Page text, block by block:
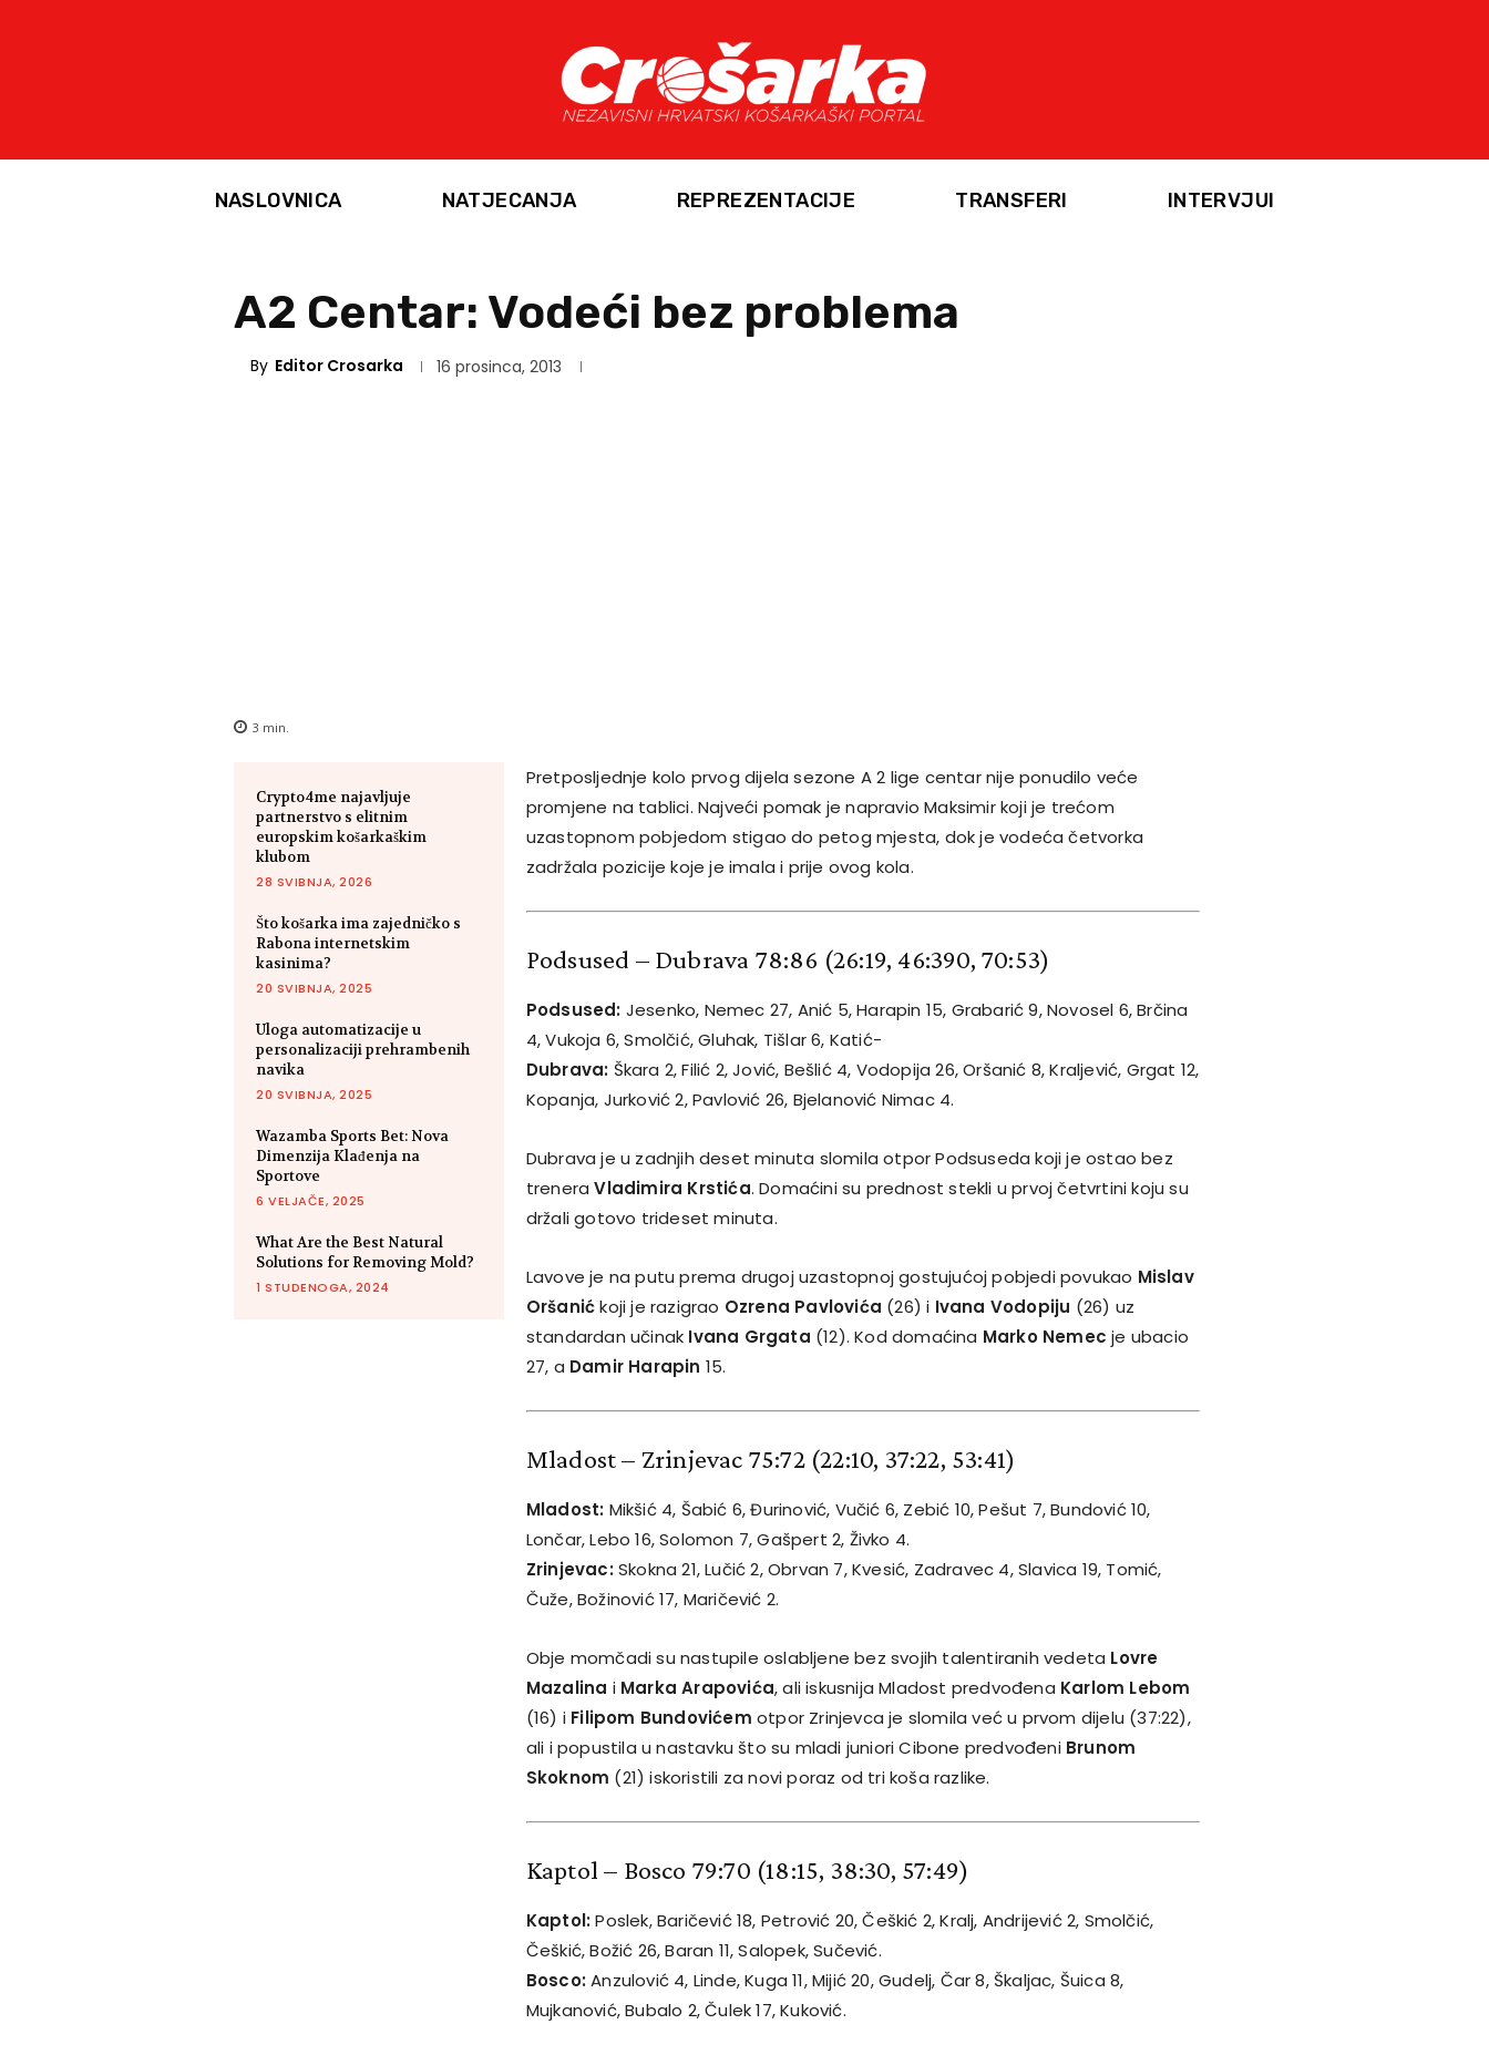
NASLOVNICA NATJECANJA REPREZENTACIJE TRANSFERI INTERVJUI
A2 Centar: Vodeći bez problema
By Editor Crosarka 16 prosinca, 2013
3 min.
Crypto4me najavljuje
partnerstvo s elitnim
europskim košarkaškim
klubom
28 SVIBNJA, 2026
Što košarka ima zajedničko s
Rabona internetskim
kasinima?
20 SVIBNJA, 2025
Uloga automatizacije u
personalizaciji prehrambenih
navika
20 SVIBNJA, 2025
Wazamba Sports Bet: Nova
Dimenzija Klađenja na
Sportove
6 VELJAČE, 2025
What Are the Best Natural
Solutions for Removing Mold?
1 STUDENOGA, 2024
Pretposljednje kolo prvog dijela sezone A 2 lige centar nije ponudilo veće
promjene na tablici. Najveći pomak je napravio Maksimir koji je trećom
uzastopnom pobjedom stigao do petog mjesta, dok je vodeća četvorka
zadržala pozicije koje je imala i prije ovog kola.
Podsused – Dubrava 78:86 (26:19, 46:390, 70:53)
Podsused: Jesenko, Nemec 27, Anić 5, Harapin 15, Grabarić 9, Novosel 6, Brčina
4, Vukoja 6, Smolčić, Gluhak, Tišlar 6, Katić-
Dubrava: Škara 2, Filić 2, Jović, Bešlić 4, Vodopija 26, Oršanić 8, Kraljević, Grgat 12,
Kopanja, Jurković 2, Pavlović 26, Bjelanović Nimac 4.
Dubrava je u zadnjih deset minuta slomila otpor Podsuseda koji je ostao bez
treneraVladimira Krstića. Domaćini su prednost stekli u prvoj četvrtini koju su
držali gotovo trideset minuta.
Lavove je na putu prema drugoj uzastopnoj gostujućoj pobjedi povukao Mislav
Oršanićkoji je razigrao Ozrena Pavlovića (26) i Ivana Vodopiju (26) uz
standardan učinak Ivana Grgata (12). Kod domaćina Marko Nemec je ubacio
27, a Damir Harapin 15.
Mladost – Zrinjevac 75:72 (22:10, 37:22, 53:41)
Mladost: Mikšić 4, Šabić 6, Đurinović, Vučić 6, Zebić 10, Pešut 7, Bundović 10,
Lončar, Lebo 16, Solomon 7, Gašpert 2, Živko 4.
Zrinjevac:Skokna 21, Lučić 2, Obrvan 7, Kvesić, Zadravec 4, Slavica 19, Tomić,
Čuže, Božinović 17, Maričević 2.
Obje momčadi su nastupile oslabljene bez svojih talentiranih vedeta Lovre
Mazalina i Marka Arapovića, ali iskusnija Mladost predvođena Karlom Lebom
(16) i Filipom Bundovićem otpor Zrinjevca je slomila već u prvom dijelu (37:22),
ali i popustila u nastavku što su mladi juniori Cibone predvođeni Brunom
Skoknom (21) iskoristili za novi poraz od tri koša razlike.
Kaptol – Bosco 79:70 (18:15, 38:30, 57:49)
Kaptol:Poslek, Baričević 18, Petrović 20, Češkić 2, Kralj, Andrijević 2, Smolčić,
Češkić, Božić 26, Baran 11, Salopek, Sučević.
Bosco:Anzulović 4, Linde, Kuga 11, Mijić 20, Gudelj, Čar 8, Škaljac, Šuica 8,
Mujkanović, Bubalo 2, Čulek 17, Kuković.